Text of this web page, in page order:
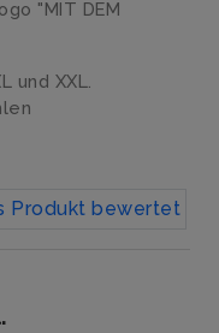
"MIT DEM
und XXL.
Produkt bewertet